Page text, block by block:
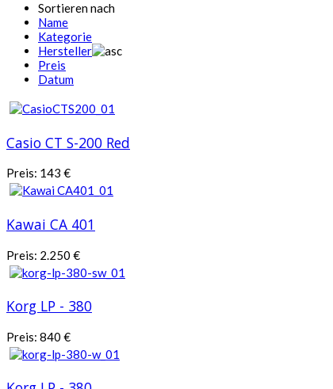
Sortieren nach
Name
Kategorie
Hersteller
Preis
Datum
Casio CT S-200 Red
Preis: 143 €
Kawai CA 401
Preis: 2.250 €
Korg LP - 380
Preis: 840 €